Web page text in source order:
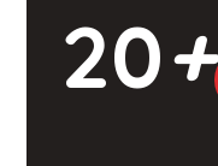
20+